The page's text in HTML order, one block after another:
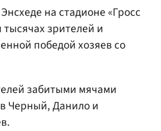
на стадионе «Гросс
зрителей и
победой хозяев со
забитыми мячами
Черный, Данило и